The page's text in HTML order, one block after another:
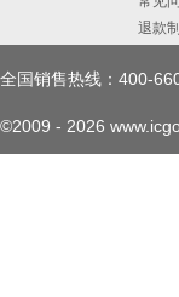
退款
全国销售热线：400-
©2009 - 2026